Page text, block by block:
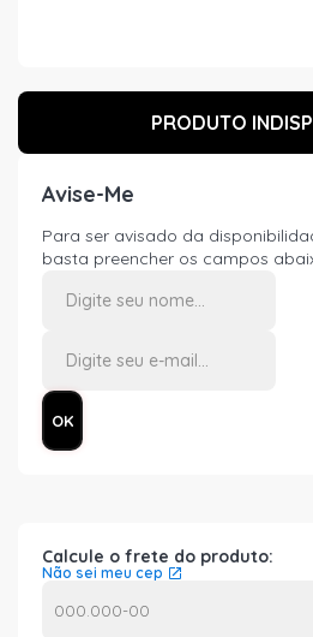
PRODUTO
Avise-Me
Para ser avisado da
basta preencher os campos
Calcule o frete do produto:
Não sei meu cep